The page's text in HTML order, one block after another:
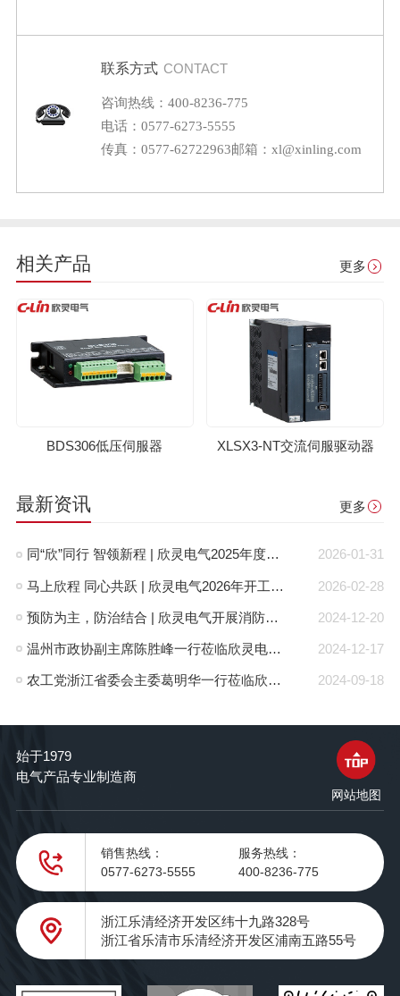
联系方式 CONTACT
咨询热线：400-8236-775
电话：0577-6273-5555
传真：0577-62722963邮箱：xl@xinling.com
相关产品 更多
BDS306低压伺服器 XLSX3-NT交流伺服驱动器
最新资讯 更多
2026-01-31
同“欣”同行 智领新程 | 欣灵电气2025年度表彰总结大会暨新年酒会成功举办！
2026-02-28
马上欣程 同心共跃 | 欣灵电气2026年开工大吉！
2024-12-20
预防为主，防治结合 | 欣灵电气开展消防应急预案演练活动
2024-12-17
温州市政协副主席陈胜峰一行莅临欣灵电气调研指导
2024-09-18
农工党浙江省委会主委葛明华一行莅临欣灵电气考察调研
始于1979
电气产品专业制造商
网站地图
销售热线：
0577-6273-5555
服务热线：
400-8236-775
浙江乐清经济开发区纬十九路328号
浙江省乐清市乐清经济开发区浦南五路55号